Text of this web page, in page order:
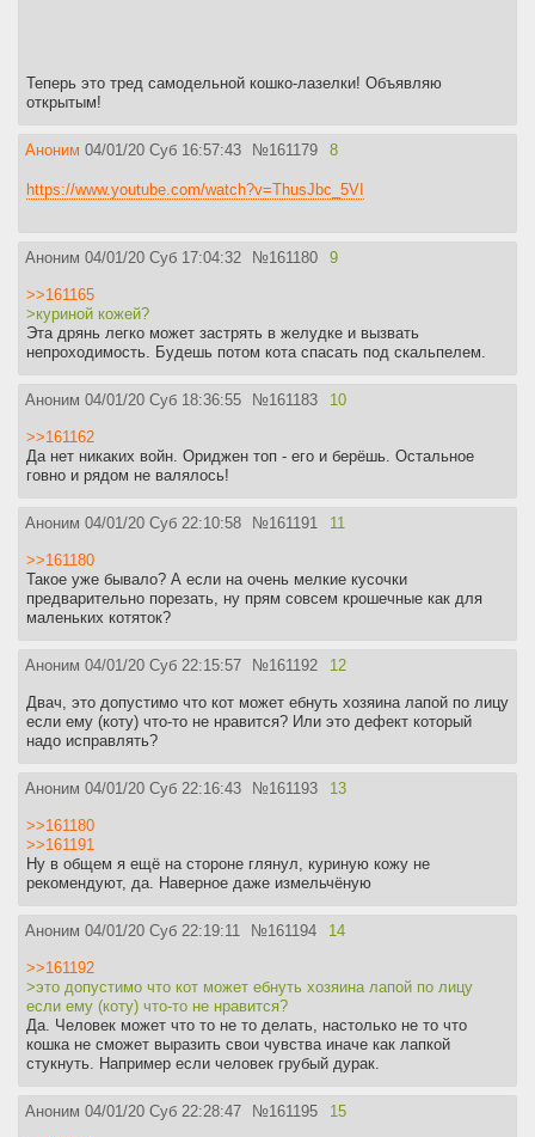
Теперь это тред самодельной кошко-лазелки! Объявляю
открытым!
Аноним 04/01/20 Суб 16:57:43 №161179 8
https://www.youtube.com/watch?v=ThusJbc_5VI
Аноним 04/01/20 Суб 17:04:32 №161180 9
>>161165
>куриной кожей?
Эта дрянь легко может застрять в желудке и вызвать
непроходимость. Будешь потом кота спасать под скальпелем.
Аноним 04/01/20 Суб 18:36:55 №161183 10
>>161162
Да нет никаких войн. Ориджен топ - его и берёшь. Остальное
говно и рядом не валялось!
Аноним 04/01/20 Суб 22:10:58 №161191 11
>>161180
Такое уже бывало? А если на очень мелкие кусочки
предварительно порезать, ну прям совсем крошечные как для
маленьких котяток?
Аноним 04/01/20 Суб 22:15:57 №161192 12
Двач, это допустимо что кот может ебнуть хозяина лапой по лицу
если ему (коту) что-то не нравится? Или это дефект который
надо исправлять?
Аноним 04/01/20 Суб 22:16:43 №161193 13
>>161180
>>161191
Ну в общем я ещё на стороне глянул, куриную кожу не
рекомендуют, да. Наверное даже измельчёную
Аноним 04/01/20 Суб 22:19:11 №161194 14
>>161192
>это допустимо что кот может ебнуть хозяина лапой по лицу
если ему (коту) что-то не нравится?
Да. Человек может что то не то делать, настолько не то что
кошка не сможет выразить свои чувства иначе как лапкой
стукнуть. Например если человек грубый дурак.
Аноним 04/01/20 Суб 22:28:47 №161195 15